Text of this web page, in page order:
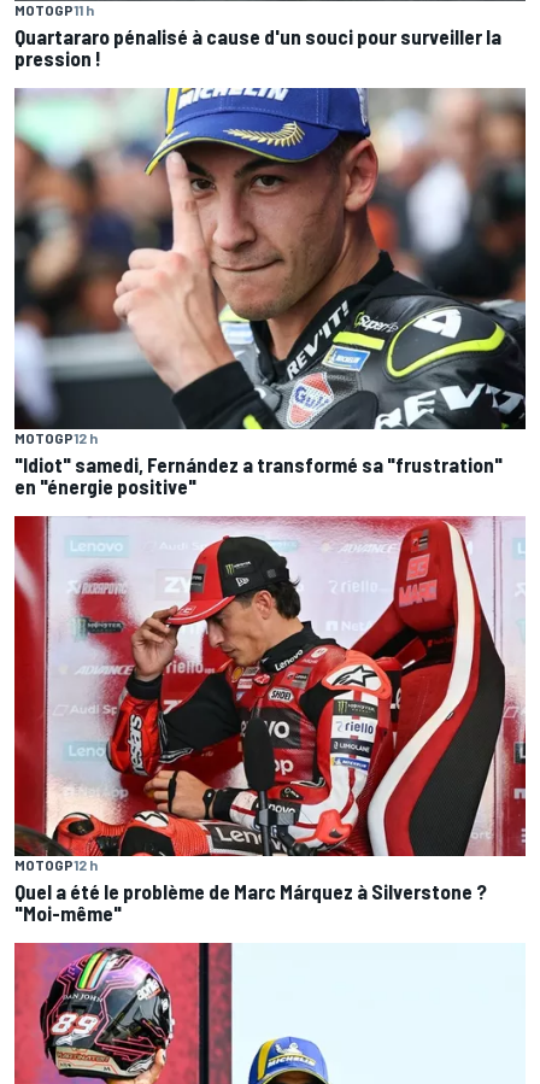
MOTOGP11 h
Quartararo pénalisé à cause d'un souci pour surveiller la
pression !
MOTOGP12 h
"Idiot" samedi, Fernández a transformé sa "frustration"
en "énergie positive"
MOTOGP12 h
Quel a été le problème de Marc Márquez à Silverstone ?
"Moi-même"